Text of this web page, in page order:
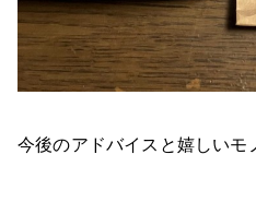
今後のアドバイスと嬉しいモ